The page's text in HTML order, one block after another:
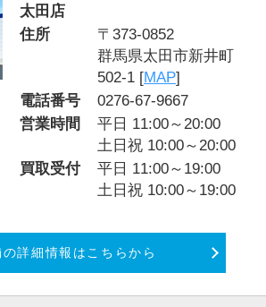
太田店
住所
〒373-0852
群馬県太田市新井町
502-1 [MAP]
電話番号
0276-67-9667
営業時間
平日 11:00～20:00
土日祝 10:00～20:00
買取受付
平日 11:00～19:00
土日祝 10:00～19:00
の詳細情報はこちらから